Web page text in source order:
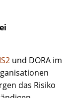
und DORA im
das Risiko